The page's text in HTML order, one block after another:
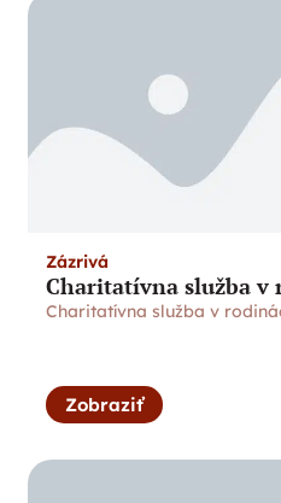
Zázrivá
Charitatívna služba v
Charitatívna služba v
Zobraziť